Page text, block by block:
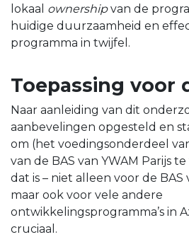
lokaal ownershipvan de
huidige duurzaamheid en
programma in twijfel.
Toepassing voor
Naar aanleiding van dit
aanbevelingen opgesteld en
om (het voedingsonderdeel
van de BAS van YWAM Parijs
dat is – niet alleen voor de BAS
maar ook voor vele andere
ontwikkelingsprogramma’s in
cruciaal.